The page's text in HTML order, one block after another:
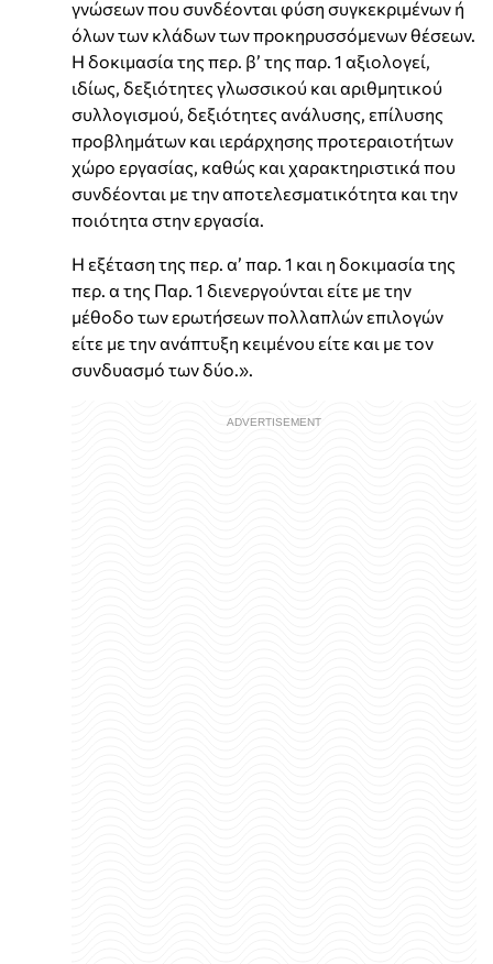
γνώσεων που συνδέονται φύση συγκεκριμένων ή
όλων των κλάδων των προκηρυσσόμενων θέσεων.
Η δοκιμασία της περ. β’ της παρ. 1 αξιολογεί,
ιδίως, δεξιότητες γλωσσικού και αριθμητικού
συλλογισμού, δεξιότητες ανάλυσης, επίλυσης
προβλημάτων και ιεράρχησης προτεραιοτήτων
χώρο εργασίας, καθώς και χαρακτηριστικά που
συνδέονται με την αποτελεσματικότητα και την
ποιότητα στην εργασία.
Η εξέταση της περ. α’ παρ. 1 και η δοκιμασία της
περ. α της Παρ. 1 διενεργούνται είτε με την
μέθοδο των ερωτήσεων πολλαπλών επιλογών
είτε με την ανάπτυξη κειμένου είτε και με τον
συνδυασμό των δύο.».